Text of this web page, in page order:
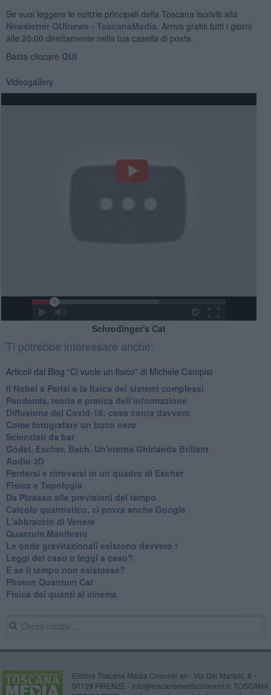
Se vuoi leggere le notizie principali della Toscana iscriviti alla
Newsletter QUInews - ToscanaMedia. Arriva gratis tutti i giorni
alle 20:00 direttamente nella tua casella di posta.
Basta cliccare QUI
Videogallery
Schrodinger's Cat
Ti potrebbe interessare anche:
Articoli dal Blog “Ci vuole un fisico” di Michele Campisi
Il Nobel a Parisi e la fisica dei sistemi complessi
Pandemia, teoria e pratica dell’informazione
​Diffusione del Covid-19: cosa conta davvero
Come fotografare un buco nero
Scienziati da bar
Gödel, Escher, Bach. Un'eterna Ghirlanda Brillant
Audio 3D
Perdersi e ritrovarsi in un quadro di Escher
​Fisica e Topologia
Da Picasso alle previsioni del tempo
​Calcolo quantistico, ci prova anche Google
​L'abbraccio di Venere
​Quantum Manifesto
Le onde gravitazionali esistono davvero !
Leggi del caso o leggi a caso?
E se il tempo non esistesse?
Photon Quantum Cat
Fisica dei quanti al cinema
Editore Toscana Media Channel srl - Via Dei Martelli, 8 -
50129 FIRENZE - info@toscanamediachannel.it. TOSCANA